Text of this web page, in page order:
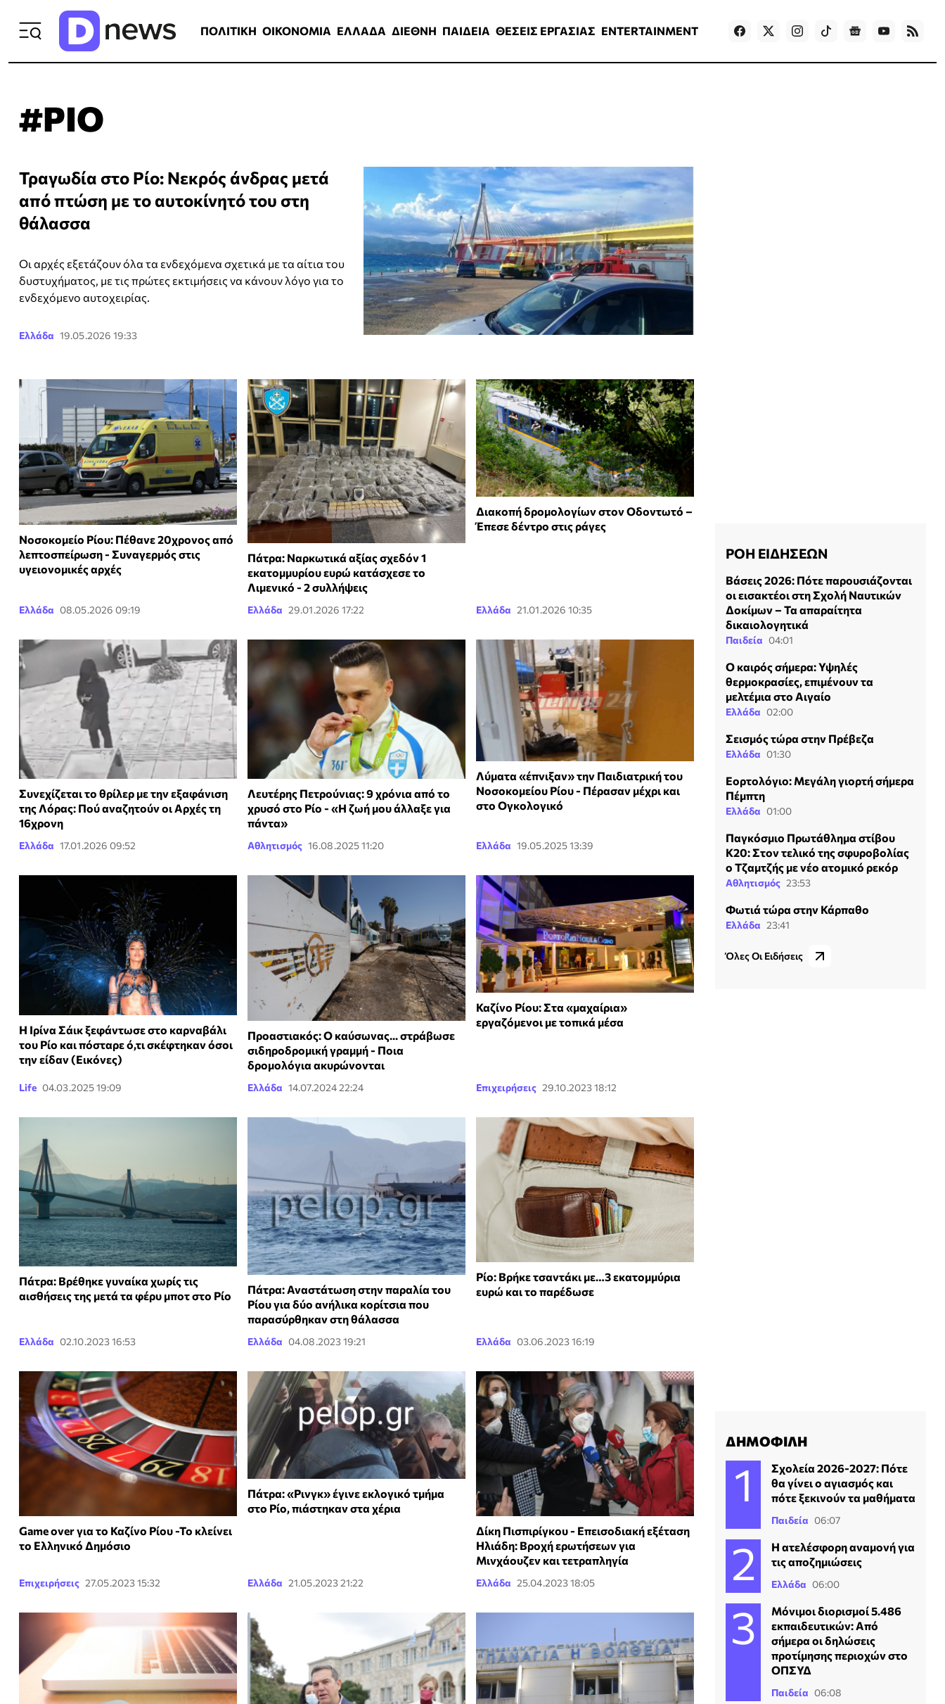
ΠΟΛΙΤΙΚΗ ΟΙΚΟΝΟΜΙΑ ΕΛΛΑΔΑ ΔΙΕΘΝΗ ΠΑΙΔΕΙΑ ΘΕΣΕΙΣ ΕΡΓΑΣΙΑΣ ENTERTAINMENT Games
#ΡΙΟ
Τραγωδία στο Ρίο: Νεκρός άνδρας μετά
από πτώση με το αυτοκίνητό του στη
θάλασσα
Οι αρχές εξετάζουν όλα τα ενδεχόμενα σχετικά με τα αίτια του
δυστυχήματος, με τις πρώτες εκτιμήσεις να κάνουν λόγο για το
ενδεχόμενο αυτοχειρίας.
Ελλάδα 19.05.2026 19:33
Νοσοκομείο Ρίου: Πέθανε 20χρονος από
λεπτοσπείρωση - Συναγερμός στις
υγειονομικές αρχές
Ελλάδα 08.05.2026 09:19
Πάτρα: Ναρκωτικά αξίας σχεδόν 1
εκατομμυρίου ευρώ κατάσχεσε το
Λιμενικό - 2 συλλήψεις
Ελλάδα 29.01.2026 17:22
Διακοπή δρομολογίων στον Οδοντωτό –
Έπεσε δέντρο στις ράγες
Ελλάδα 21.01.2026 10:35
Συνεχίζεται το θρίλερ με την εξαφάνιση
της Λόρας: Πού αναζητούν οι Αρχές τη
16χρονη
Ελλάδα 17.01.2026 09:52
Λευτέρης Πετρούνιας: 9 χρόνια από το
χρυσό στο Ρίο - «Η ζωή μου άλλαξε για
πάντα»
Αθλητισμός 16.08.2025 11:20
Λύματα «έπνιξαν» την Παιδιατρική του
Νοσοκομείου Ρίου - Πέρασαν μέχρι και
στο Ογκολογικό
Ελλάδα 19.05.2025 13:39
Η Ιρίνα Σάικ ξεφάντωσε στο καρναβάλι
του Ρίο και πόσταρε ό,τι σκέφτηκαν όσοι
την είδαν (Εικόνες)
Life 04.03.2025 19:09
Προαστιακός: Ο καύσωνας... στράβωσε
σιδηροδρομική γραμμή - Ποια
δρομολόγια ακυρώνονται
Ελλάδα 14.07.2024 22:24
Καζίνο Ρίου: Στα «μαχαίρια»
εργαζόμενοι με τοπικά μέσα
Επιχειρήσεις 29.10.2023 18:12
Πάτρα: Βρέθηκε γυναίκα χωρίς τις
αισθήσεις της μετά τα φέρυ μποτ στο Ρίο
Ελλάδα 02.10.2023 16:53
Πάτρα: Αναστάτωση στην παραλία του
Ρίου για δύο ανήλικα κορίτσια που
παρασύρθηκαν στη θάλασσα
Ελλάδα 04.08.2023 19:21
Ρίο: Βρήκε τσαντάκι με…3 εκατομμύρια
ευρώ και το παρέδωσε
Ελλάδα 03.06.2023 16:19
Game over για το Καζίνο Ρίου -Το κλείνει
το Ελληνικό Δημόσιο
Επιχειρήσεις 27.05.2023 15:32
Πάτρα: «Ρινγκ» έγινε εκλογικό τμήμα
στο Ρίο, πιάστηκαν στα χέρια
Ελλάδα 21.05.2023 21:22
Δίκη Πισπιρίγκου - Επεισοδιακή εξέταση
Ηλιάδη: Βροχή ερωτήσεων για
Μινχάουζεν και τετραπληγία
Ελλάδα 25.04.2023 18:05
ΡΟΗ ΕΙΔΗΣΕΩΝ
Βάσεις 2026: Πότε παρουσιάζονται
οι εισακτέοι στη Σχολή Ναυτικών
Δοκίμων – Τα απαραίτητα
δικαιολογητικά
Παιδεία 04:01
Ο καιρός σήμερα: Υψηλές
θερμοκρασίες, επιμένουν τα
μελτέμια στο Αιγαίο
Ελλάδα 02:00
Σεισμός τώρα στην Πρέβεζα
Ελλάδα 01:30
Εορτολόγιο: Μεγάλη γιορτή σήμερα
Πέμπτη
Ελλάδα 01:00
Παγκόσμιο Πρωτάθλημα στίβου
Κ20: Στον τελικό της σφυροβολίας
ο Τζαμτζής με νέο ατομικό ρεκόρ
Αθλητισμός 23:53
Φωτιά τώρα στην Κάρπαθο
Ελλάδα 23:41
Όλες Οι Ειδήσεις
ΔΗΜΟΦΙΛΗ
Σχολεία 2026-2027: Πότε
θα γίνει ο αγιασμός και
πότε ξεκινούν τα μαθήματα
Παιδεία 06:07
Η ατελέσφορη αναμονή για
τις αποζημιώσεις
Ελλάδα 06:00
Μόνιμοι διορισμοί 5.486
εκπαιδευτικών: Από
σήμερα οι δηλώσεις
προτίμησης περιοχών στο
ΟΠΣΥΔ
Παιδεία 06:08